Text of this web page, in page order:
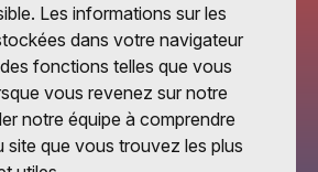
Les informations sur les
dans votre navigateur
fonctions telles que vous
vous revenez sur notre
notre équipe à comprendre
site que vous trouvez les plus